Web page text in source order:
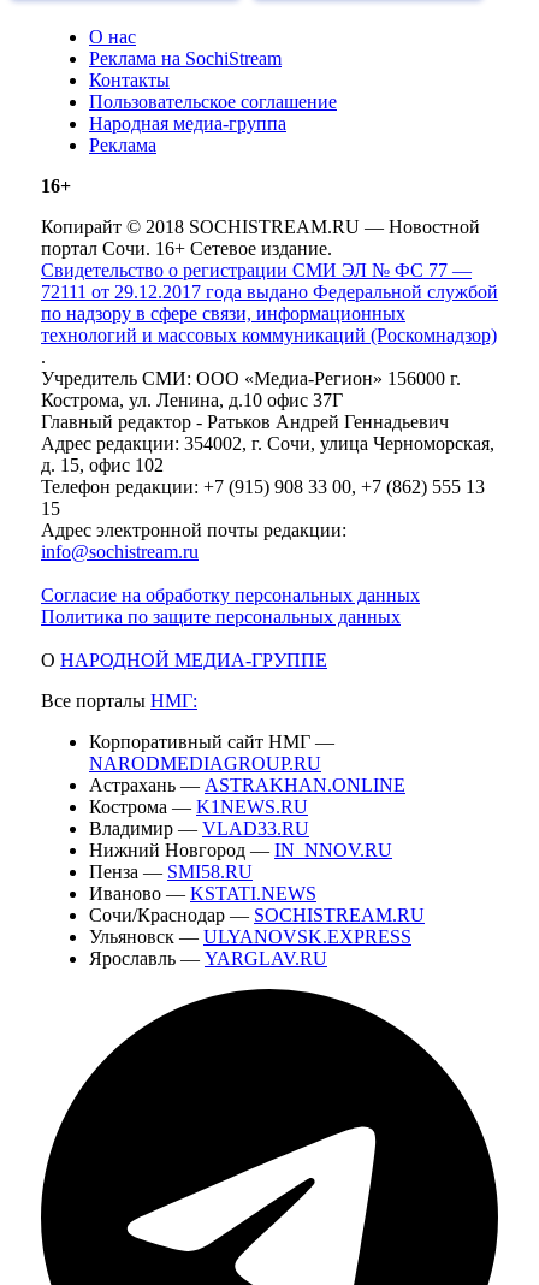
О нас
Реклама на SochiStream
Контакты
Пользовательское соглашение
Народная медиа-группа
Реклама
16+
Копирайт © 2018 SOCHISTREAM.RU — Новостной
портал Сочи. 16+ Сетевое издание.
Свидетельство о регистрации СМИ ЭЛ № ФС 77 —
72111 от 29.12.2017 года выдано Федеральной службой
по надзору в сфере связи, информационных
технологий и массовых коммуникаций (Роскомнадзор)
.
Учредитель СМИ: ООО «Медиа-Регион» 156000 г.
Кострома, ул. Ленина, д.10 офис 37Г
Главный редактор - Ратьков Андрей Геннадьевич
Адрес редакции: 354002, г. Сочи, улица Черноморская,
д. 15, офис 102
Телефон редакции: +7 (915) 908 33 00, +7 (862) 555 13
15
Адрес электронной почты редакции:
info@sochistream.ru
Согласие на обработку персональных данных
Политика по защите персональных данных
О НАРОДНОЙ МЕДИА-ГРУППЕ
Все порталы НМГ:
Корпоративный сайт НМГ —
NARODMEDIAGROUP.RU
Астрахань — ASTRAKHAN.ONLINE
Кострома — K1NEWS.RU
Владимир — VLAD33.RU
Нижний Новгород — IN_NNOV.RU
Пенза — SMI58.RU
Иваново — KSTATI.NEWS
Сочи/Краснодар — SOCHISTREAM.RU
Ульяновск — ULYANOVSK.EXPRESS
Ярославль — YARGLAV.RU